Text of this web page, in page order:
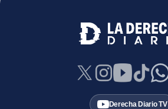
Derecha Diario TV